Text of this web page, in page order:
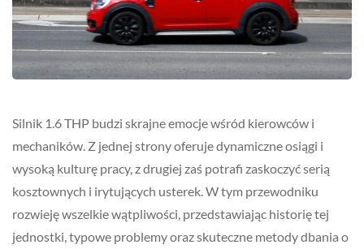
Silnik 1.6 THP budzi skrajne emocje wśród kierowców i
mechaników. Z jednej strony oferuje dynamiczne osiągi i
wysoką kulturę pracy, z drugiej zaś potrafi zaskoczyć serią
kosztownych i irytujących usterek. W tym przewodniku
rozwieję wszelkie wątpliwości, przedstawiając historię tej
jednostki, typowe problemy oraz skuteczne metody dbania o